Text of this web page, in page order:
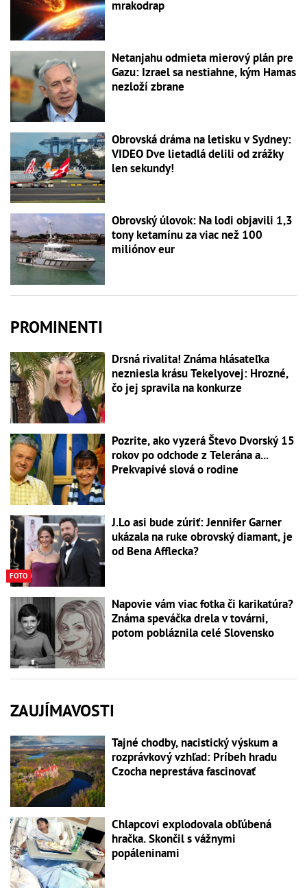
mrakodrap
Netanjahu odmieta mierový plán pre
Gazu: Izrael sa nestiahne, kým Hamas
nezloží zbrane
Obrovská dráma na letisku v Sydney:
VIDEO Dve lietadlá delili od zrážky
len sekundy!
Obrovský úlovok: Na lodi objavili 1,3
tony ketamínu za viac než 100
miliónov eur
PROMINENTI
Drsná rivalita! Známa hlásateľka
nezniesla krásu Tekelyovej: Hrozné,
čo jej spravila na konkurze
Pozrite, ako vyzerá Števo Dvorský 15
rokov po odchode z Telerána a...
Prekvapivé slová o rodine
FOTO
J.Lo asi bude zúriť: Jennifer Garner
ukázala na ruke obrovský diamant, je
od Bena Afflecka?
Napovie vám viac fotka či karikatúra?
Známa speváčka drela v továrni,
potom pobláznila celé Slovensko
ZAUJÍMAVOSTI
Tajné chodby, nacistický výskum a
rozprávkový vzhľad: Príbeh hradu
Czocha neprestáva fascinovať
Chlapcovi explodovala obľúbená
hračka. Skončil s vážnymi
popáleninami